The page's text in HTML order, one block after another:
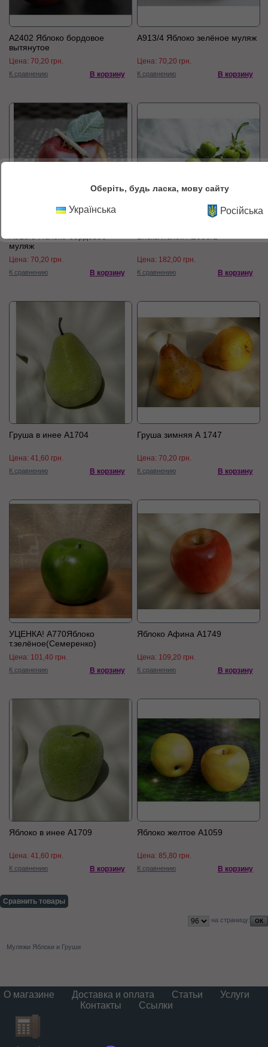
А2402 Яблоко бордовое
вытянутое
Цена:70,20 грн.
К сравнению В корзину
А913/4 Яблоко зелёное муляж
Цена:70,20 грн.
К сравнению В корзину
муляж
Цена:70,20 грн.
К сравнению В корзину
Цена: 182,00 грн.
К сравнению В корзину
Груша в инее А1704
Цена:41,60 грн.
К сравнению В корзину
Груша зимняя А 1747
Цена:70,20 грн.
К сравнению В корзину
УЦЕНКА! А770Яблоко
т.зелёное(Семеренко)
Цена: 101,40 грн.
К сравнению В корзину
Яблоко Афина А1749
Цена: 109,20 грн.
К сравнению В корзину
Яблоко в инее А1709
Цена:41,60 грн.
К сравнению В корзину
Яблоко желтое А1059
Цена:85,80 грн.
К сравнению В корзину
Сравнить товары
на страницу:
Муляжи Яблоки и Груши
О магазине Доставка и оплата Статьи
Услуги
Контакты
Ссылки
Оберіть, будь ласка, мову сайту
Українська Російська